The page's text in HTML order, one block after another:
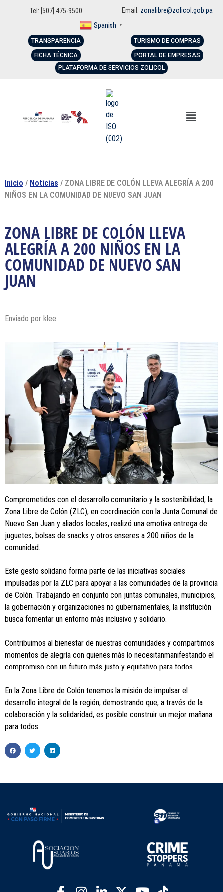
Tel: [507] 475-9500 Email: zonalibre@zolicol.gob.pa
Spanish ▼
TRANSPARENCIA
FICHA TÉCNICA
TURISMO DE COMPRAS
PORTAL DE EMPRESAS
PLATAFORMA DE SERVICIOS ZOLICOL
Inicio / Noticias / ZONA LIBRE DE COLÓN LLEVA ALEGRÍA A 200
NIÑOS EN LA COMUNIDAD DE NUEVO SAN JUAN
ZONA LIBRE DE COLÓN LLEVA
ALEGRÍA A 200 NIÑOS EN LA
COMUNIDAD DE NUEVO SAN
JUAN
Enviado por klee
Comprometidos con el desarrollo comunitario y la sostenibilidad, la
Zona Libre de Colón (ZLC), en coordinación con la Junta Comunal de
Nuevo San Juan y aliados locales, realizó una emotiva entrega de
juguetes, bolsas de snacks y otros enseres a 200 niños de la
comunidad.
Este gesto solidario forma parte de las iniciativas sociales
impulsadas por la ZLC para apoyar a las comunidades de la provincia
de Colón. Trabajando en conjunto con juntas comunales, municipios,
la gobernación y organizaciones no gubernamentales, la institución
busca fomentar un entorno más inclusivo y solidario.
Contribuimos al bienestar de nuestras comunidades y compartimos
momentos de alegría con quienes más lo necesitanmanifestando el
compromiso con un futuro más justo y equitativo para todos.
En la Zona Libre de Colón tenemos la misión de impulsar el
desarrollo integral de la región, demostrando que, a través de la
colaboración y la solidaridad, es posible construir un mejor mañana
para todos.